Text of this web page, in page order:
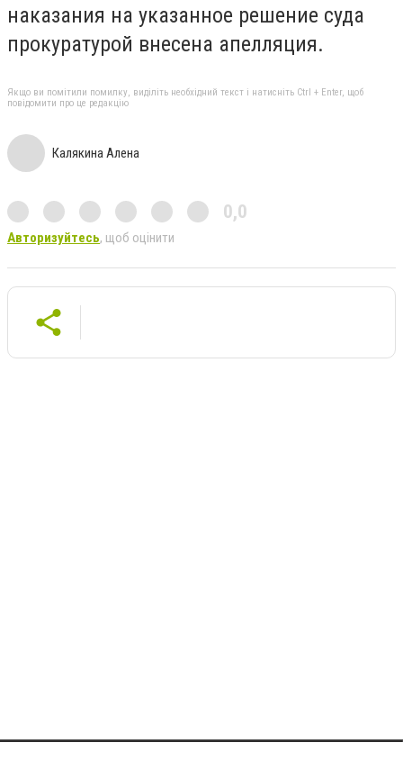
наказания на указанное решение суда
прокуратурой внесена апелляция.
Якщо ви помітили помилку, виділіть необхідний текст і натисніть Ctrl + Enter, щоб
повідомити про це редакцію
Калякина Алена
0,0
Авторизуйтесь, щоб оцінити